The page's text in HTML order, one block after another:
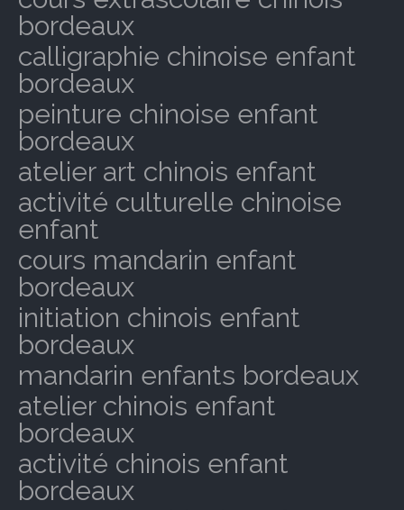
bordeaux
calligraphie chinoise enfant
bordeaux
peinture chinoise enfant
bordeaux
atelier art chinois enfant
activité culturelle chinoise
enfant
cours mandarin enfant
bordeaux
initiation chinois enfant
bordeaux
mandarin enfants bordeaux
atelier chinois enfant
bordeaux
activité chinois enfant
bordeaux